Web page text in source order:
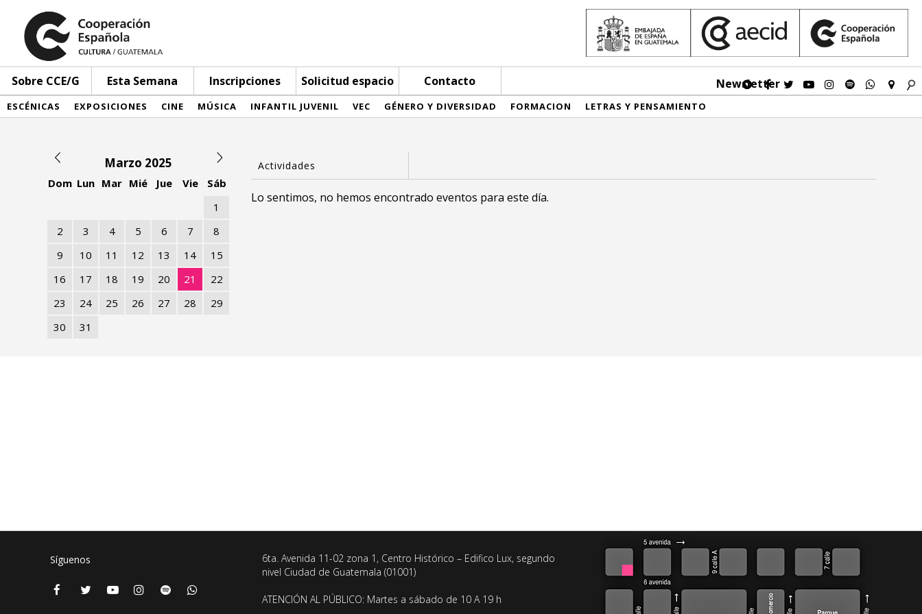
Sobre CCE/G Esta Semana Inscripciones Solicitud espacio Contacto Newsletter
ESCÉNICAS EXPOSICIONES CINE MÚSICA INFANTIL JUVENIL VEC GÉNERO Y DIVERSIDAD FORMACION LETRAS Y PENSAMIENTO
Marzo 2025
Dom Lun Mar Mié Jue Vie
Sáb
1
2
3 4 5 6 7
8
9
10 11 12 13 14
15
16
17 18 19 20 21
22
23
24 25 26 27 28
29
30
31
Lo sentimos, no hemos encontrado eventos para este día.
Síguenos
6ta. Avenida 11-02 zona 1, Centro Histórico – Edifico Lux, segundo
nivel Ciudad de Guatemala (01001)
ATENCIÓN AL PÚBLICO: Martes a sábado de 10 A 19 h